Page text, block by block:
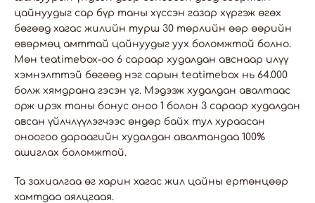
цайнуудыг сар бүр таны хүссэн газар хүргэж өгөх
бөгөөд хагас жилийн турш 30 төрлийн өөр өөрийн
өвөрмөц амттай цайнуудыг уух боломжтой болно.
Мөн teatimebox-оо 6 сараар худалдан авснаар илүү
хэмнэлттэй бөгөөд нэг сарын teatimebox нь 64.000
болж хямдрана гэсэн үг. Мэдээж худалдан авалтаас
орж ирэх таны бонус оноо 1 болон 3 сараар худалдан
авсан үйлчлүүлэгчээс өндөр байх тул хураасан
оноогоо дараагийн худалдан авалтандаа 100%
ашиглах боломжтой.
Та захиалгаа өг харин хагас жил цайны ертөнцөөр
хамтдаа аялцгаая.